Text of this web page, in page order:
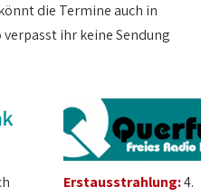
die Termine auch in
ihr keine Sendung
Erstausstrahlung:4.